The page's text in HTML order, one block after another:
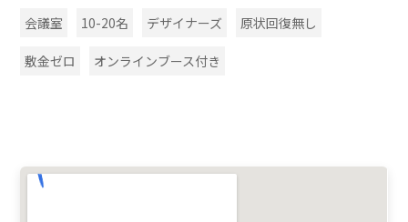
会議室 10-20名 デザイナーズ 原状回復無し
敷金ゼロ オンラインブース付き